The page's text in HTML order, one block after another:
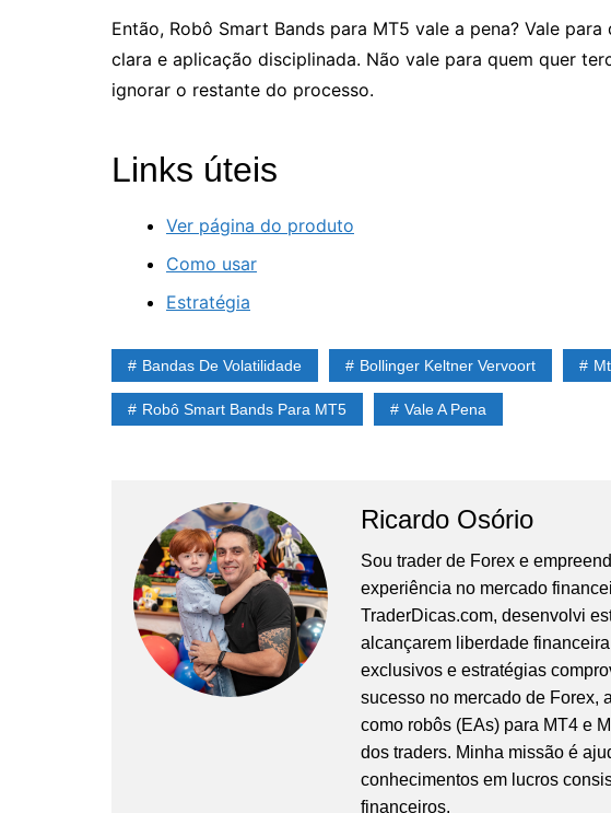
Então, Robô Smart Bands para MT5 vale a pena? Vale
clara e aplicação disciplinada. Não vale para quem quer
ignorar o restante do processo.
Links úteis
Ver página do produto
Como usar
Estratégia
Bandas De Volatilidade Bollinger Keltner Vervoort
Robô Smart Bands Para MT5 Vale A Pena
Ricardo Osório
Sou trader de Forex e
experiência no mercado
TraderDicas.com, desenvolvi
alcançarem liberdade
exclusivos e estratégias
sucesso no mercado de Forex,
como robôs (EAs) para MT4 e
dos traders. Minha missão é
conhecimentos em lucros
financeiros.